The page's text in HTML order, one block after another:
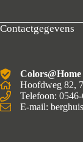
Contactgegevens
Hoofdweg 82,
Telefoon:
E-mail: